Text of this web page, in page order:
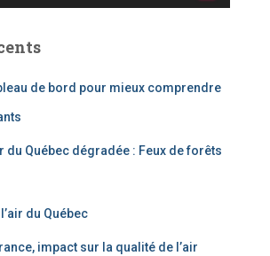
de bord pour mieux comprendre
du Québec dégradée : Feux de forêts
du Québec
impact sur la qualité de l’air